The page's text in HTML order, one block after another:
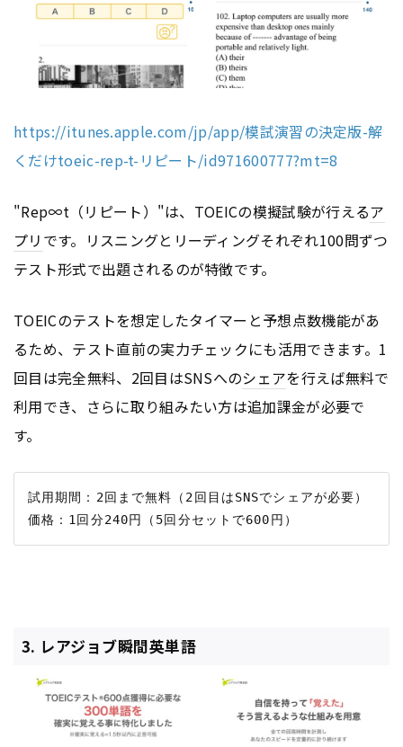
https://itunes.apple.com/jp/app/模試演習の決定版-解
くだけtoeic-rep-t-リピート/id971600777?mt=8
"Rep∞t（リピート）"は、TOEICの模擬試験が行えるア
プリ です。リスニングとリーディングそれぞれ100問ずつ
テスト形式で出題されるのが特徴です。
TOEICのテストを想定したタイマーと予想点数機能があ
るため、テスト直前の実力チェックにも活用できます。1
回目は完全無料、2回目はSNSへのシェアを行えば無料で
利用でき、さらに取り組みたい方は追加課金が必要で
す。
試用期間：2回まで無料（2回目はSNSでシェアが必要）
3. レアジョブ瞬間英単語